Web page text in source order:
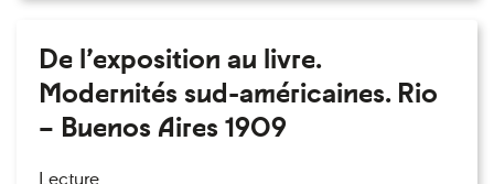
De l’exposition au livre.
Modernités sud-américaines. Rio
– Buenos Aires 1909
Lecture